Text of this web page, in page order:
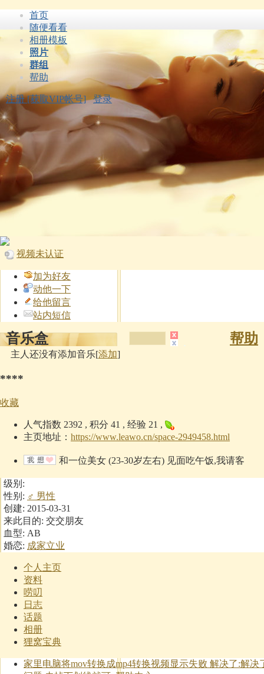
首页
随便看看
相册模板
照片
群组
帮助
注册 [获取VIP帐号] 登录
视频未认证
加为好友
动他一下
给他留言
站内短信
帮助
音乐盒
主人还没有添加音乐[添加]
****
收藏
人气指数 2392 , 积分 41 , 经验 21 ,
主页地址： https://www.leawo.cn/space-2949458.html
和一位美女 (23-30岁左右) 见面吃午饭,我请客
级别:
性别: ♂ 男性
创建: 2015-03-31
来此目的: 交交朋友
血型: AB
婚恋: 成家立业
个人主页
资料
唠叨
日志
话题
相册
狸窝宝典
家里电脑将mov转换成mp4转换视频显示失败 解决了:解决